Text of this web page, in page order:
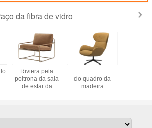
da fibra de vidro
Riviera pela
poltrona da sala
de estar da
envernizado
Poltrona de Reno
do quadro da
madeira
Webbing da